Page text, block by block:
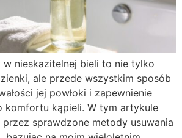
w nieskazitelnej bieli to nie tylko
ale przede wszystkim sposób
jej powłoki i zapewnienie
komfortu kąpieli. W tym artykule
sprawdzone metody usuwania